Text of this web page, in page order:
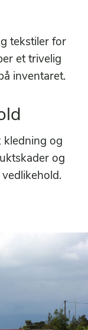
tekstiler for
et trivelig
inventaret.
kledning og
og